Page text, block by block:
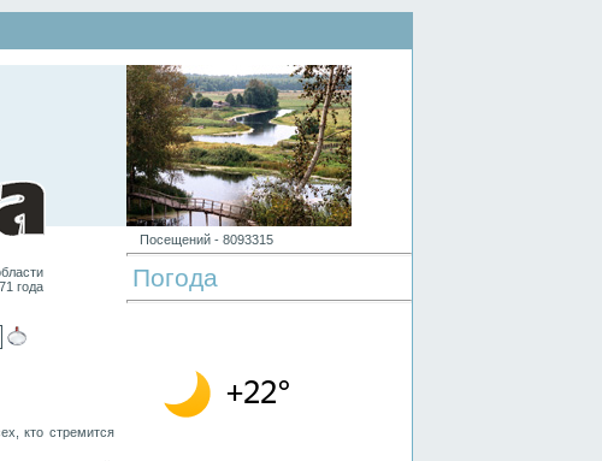
года
кто стремится
Посещений - 8093315
Погода